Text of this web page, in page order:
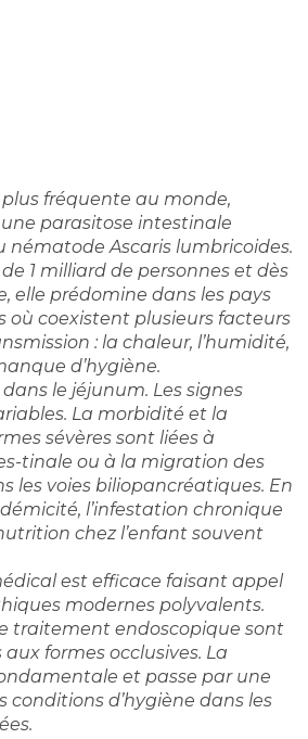
fréquente au monde,
une parasitose intestinale
nématode Ascaris lumbricoides.
1 milliard de personnes et dès
elle prédomine dans les pays
où coexistent plusieurs facteurs
: la chaleur, l’humidité,
d’hygiène.
le jéjunum. Les signes
La morbidité et la
sévères sont liées à
tinale ou à la migration des
les voies biliopancréatiques. En
l’infestation chronique
chez l’enfant souvent
est efficace faisant appel
modernes polyvalents.
traitement endoscopique sont
formes occlusives. La
et passe par une
conditions d’hygiène dans les